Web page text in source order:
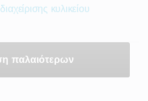
κυλικείου
παλαιότερων